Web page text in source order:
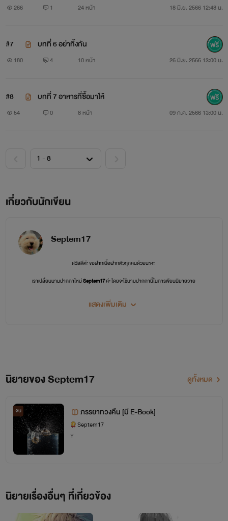
266 1 24 หน้า 18 มิ.ย. 2566 12:48 น.
#7 บทที่ 6 อย่าทิ้งกัน
180 4 10 หน้า 26 มิ.ย. 2566 13:00 น.
#8 บทที่ 7 อาหารที่ซื้อมาให้
54 0 8 หน้า 09 ก.ค. 2566 13:00 น.
เกี่ยวกับนักเขียน
Septem17
สวัสดีค่ะ ขอฝากเนื้อฝากตัวทุกคนด้วยนะคะ
เราเปลี่ยนนามปากกาใหม่Septem17ค่ะ โดยจะใช้นามปากกานี้ในการเขียนนิยายวาย
สำหรับเขียนนิยายชายหญิงค่ะ (เปลี่ยนจาก Galaxy Virgo)
แสดงเพิ่มเติม
นิยายของ Septem17 ดูทั้งหมด
จบ ภรรยาทวงคืน [มี E-Book]
Septem17
Y
นิยายเรื่องอื่นๆ ที่เกี่ยวข้อง